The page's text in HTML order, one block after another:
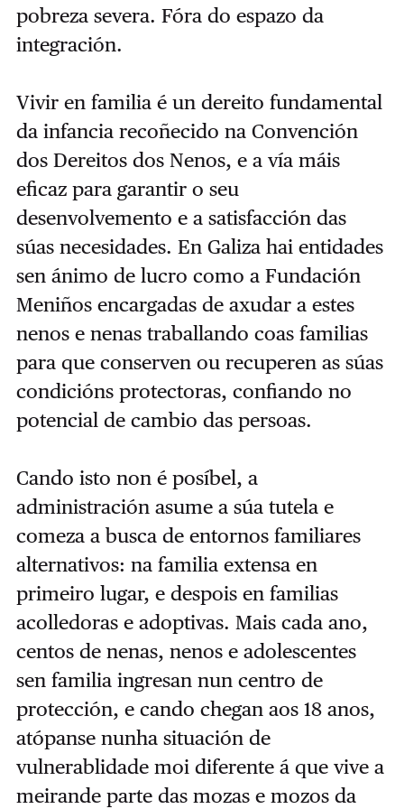
pobreza severa. Fóra do espazo da
integración.
Vivir en familia é un dereito fundamental
da infancia recoñecido na Convención
dos Dereitos dos Nenos, e a vía máis
eficaz para garantir o seu
desenvolvemento e a satisfacción das
súas necesidades. En Galiza hai entidades
sen ánimo de lucro como a Fundación
Meniños encargadas de axudar a estes
nenos e nenas traballando coas familias
para que conserven ou recuperen as súas
condicións protectoras, confiando no
potencial de cambio das persoas.
Cando isto non é posíbel, a
administración asume a súa tutela e
comeza a busca de entornos familiares
alternativos: na familia extensa en
primeiro lugar, e despois en familias
acolledoras e adoptivas. Mais cada ano,
centos de nenas, nenos e adolescentes
sen familia ingresan nun centro de
protección, e cando chegan aos 18 anos,
atópanse nunha situación de
vulnerablidade moi diferente á que vive a
meirande parte das mozas e mozos da